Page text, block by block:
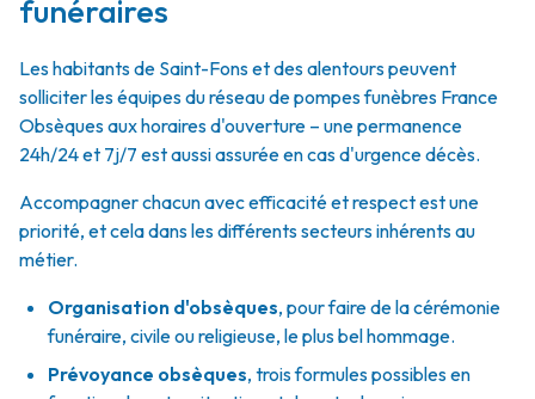
funéraires
Les habitants de Saint-Fons et des alentours peuvent
solliciter les équipes du réseau de pompes funèbres France
Obsèques aux horaires d'ouverture – une permanence
24h/24 et 7j/7 est aussi assurée en cas d'urgence décès.
Accompagner chacun avec efficacité et respect est une
priorité, et cela dans les différents secteurs inhérents au
métier.
Organisation d'obsèques, pour faire de la cérémonie
funéraire, civile ou religieuse, le plus bel hommage.
Prévoyance obsèques, trois formules possibles en